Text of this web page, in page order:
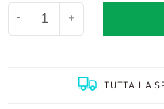
- +
TUTTA LA